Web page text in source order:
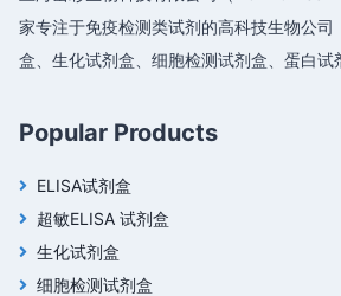
家专注于免疫检测类试剂的高科技生物公司
盒、生化试剂盒、细胞检测试剂盒、蛋白试
Popular Products
ELISA试剂盒
超敏ELISA 试剂盒
生化试剂盒
细胞检测试剂盒